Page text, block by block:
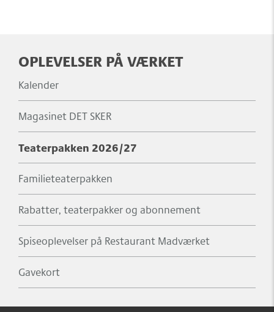
OPLEVELSER PÅ VÆRKET
Kalender
Magasinet DET SKER
Teaterpakken 2026/27
Familieteaterpakken
Rabatter, teaterpakker og abonnement
Spiseoplevelser på Restaurant Madværket
Gavekort